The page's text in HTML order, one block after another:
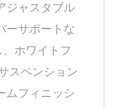
ジャスタブル
ーサポートな
ホワイトフ
スペンション
ムフィニッシ